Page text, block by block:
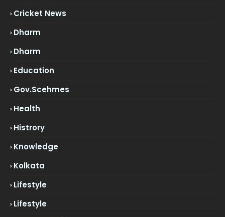
Cricket News
Dharm
Dharm
Education
Gov.scehmes
Health
Histrory
Knowledge
Kolkata
Lifestyle
Lifestyle